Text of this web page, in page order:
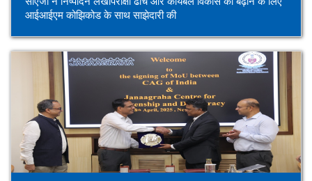
आईआईएम कोझिकोड के साथ साझेदारी की